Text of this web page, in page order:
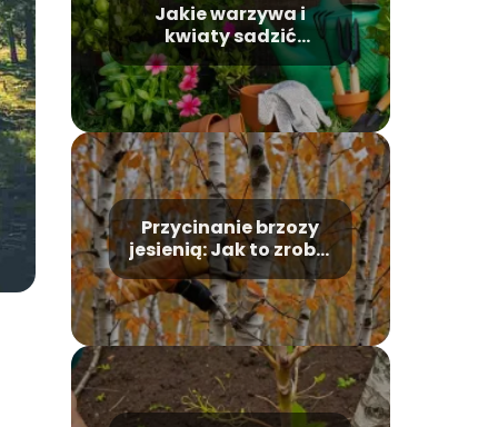
Jakie warzywa i
kwiaty sadzić
wiosną?
Przycinanie brzozy
jesienią: Jak to zrobić
poprawnie?